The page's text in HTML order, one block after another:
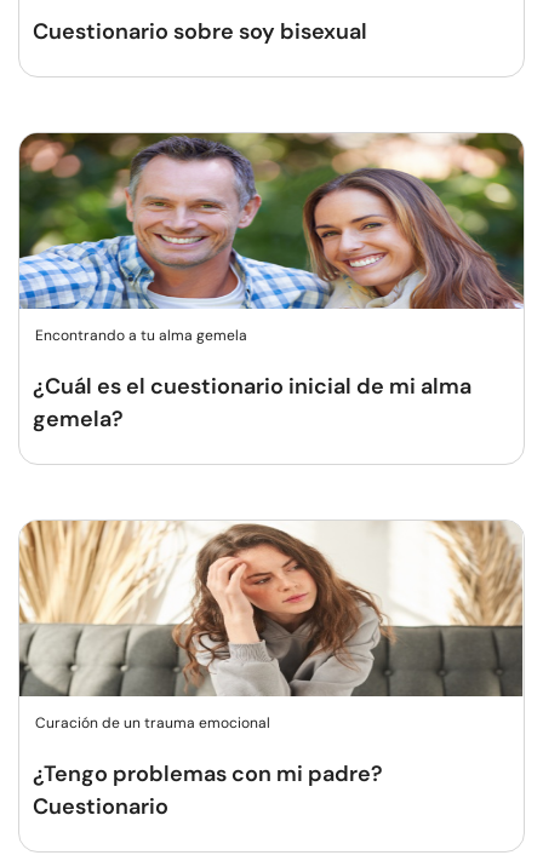
Cuestionario sobre soy bisexual
Encontrando a tu alma gemela
¿Cuál es el cuestionario inicial de mi alma
gemela?
Curación de un trauma emocional
¿Tengo problemas con mi padre?
Cuestionario